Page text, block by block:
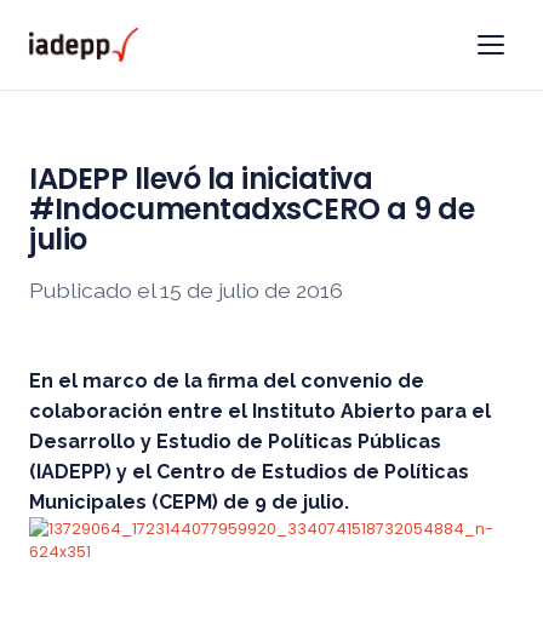
IADEPP llevó la iniciativa
#IndocumentadxsCERO a 9 de
julio
Publicado el 15 de julio de 2016
En el marco de la firma del convenio de
colaboración entre el Instituto Abierto para el
Desarrollo y Estudio de Políticas Públicas
(IADEPP) y el Centro de Estudios de Políticas
Municipales (CEPM) de 9 de julio.